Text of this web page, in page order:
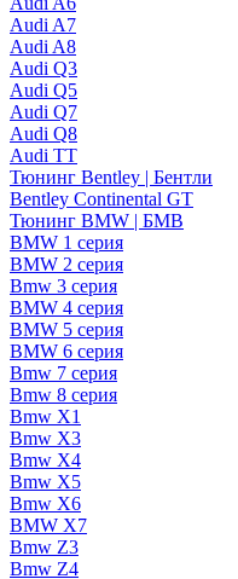
Audi A7
Audi A8
Audi Q3
Audi Q5
Audi Q7
Audi Q8
Audi TT
Тюнинг Bentley | Бентли
Bentley Continental GT
Тюнинг BMW | БМВ
BMW 1 серия
BMW 2 серия
Bmw 3 серия
BMW 4 серия
BMW 5 серия
BMW 6 серия
Bmw 7 серия
Bmw 8 серия
Bmw X1
Bmw X3
Bmw X4
Bmw X5
Bmw X6
BMW X7
Bmw Z3
Bmw Z4